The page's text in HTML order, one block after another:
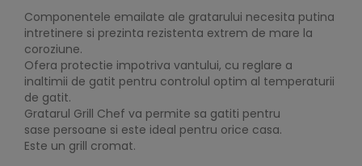
Componentele emailate ale gratarului necesita putina
intretinere si prezinta rezistenta extrem de mare la
coroziune.
Ofera protectie impotriva vantului, cu reglare a
inaltimii de gatit pentru controlul optim al temperaturii
de gatit.
Gratarul Grill Chef va permite sa gatiti pentru
sase persoane si este ideal pentru orice casa.
Este un grill cromat.